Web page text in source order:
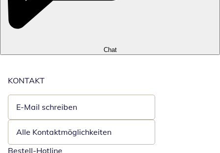
Chat
KONTAKT
E-Mail schreiben
Öffnet E-Mail-Client
Alle Kontaktmöglichkeiten
Bestell-Hotline